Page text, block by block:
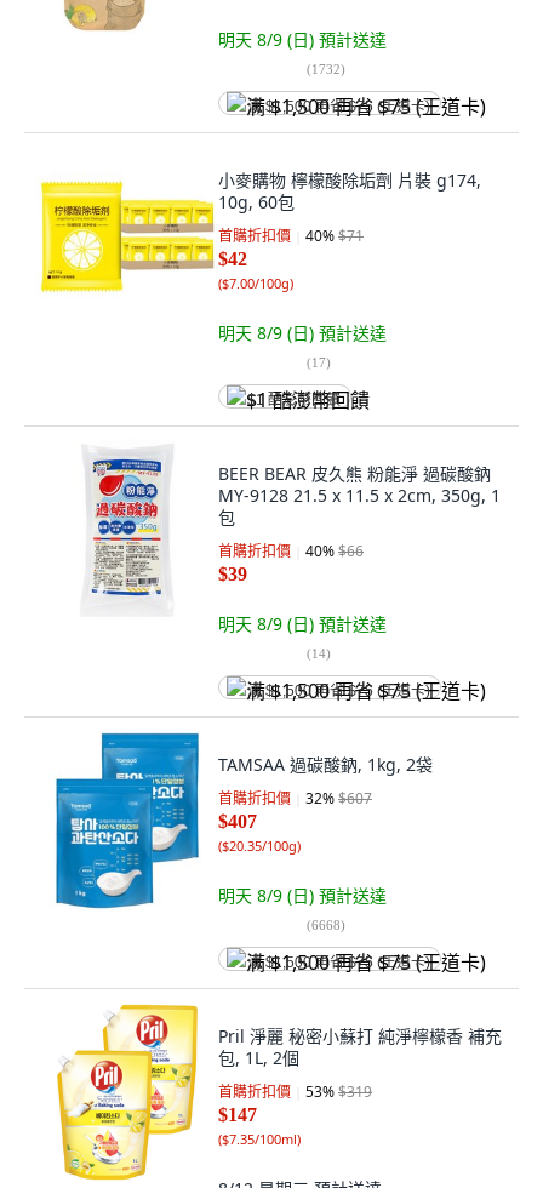
明天 8/9 (日) 預計送達
(1732)
满 $1,500 再省 $75 (王道卡)
小麥購物 檸檬酸除垢劑 片裝 g174,
10g, 60包
首購折扣價 40%$71
$42
($7.00/100g)
明天 8/9 (日) 預計送達
(17)
$1 酷澎幣回饋
BEER BEAR 皮久熊 粉能淨 過碳酸鈉
MY-9128 21.5 x 11.5 x 2cm, 350g, 1
包
首購折扣價 40%$66
$39
明天 8/9 (日) 預計送達
(14)
满 $1,500 再省 $75 (王道卡)
TAMSAA 過碳酸鈉, 1kg, 2袋
首購折扣價 32%$607
$407
($20.35/100g)
明天 8/9 (日) 預計送達
(6668)
满 $1,500 再省 $75 (王道卡)
Pril 淨麗 秘密小蘇打 純淨檸檬香 補充
包, 1L, 2個
首購折扣價 53%$319
$147
($7.35/100ml)